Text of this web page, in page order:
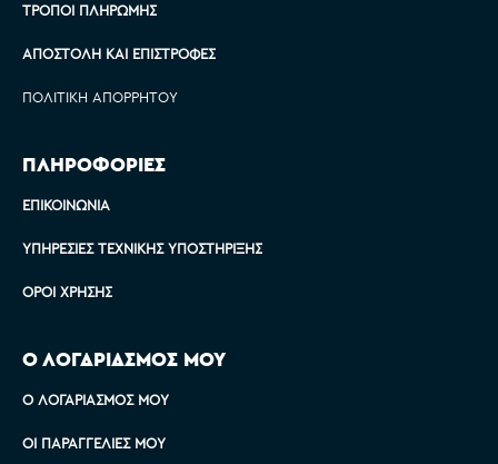
ΤΡΌΠΟΙ ΠΛΗΡΩΜΉΣ
ΑΠΟΣΤΟΛΉ ΚΑΙ ΕΠΙΣΤΡΟΦΈΣ
ΠΟΛΙΤΙΚΉ ΑΠΟΡΡΉΤΟΥ
ΠΛΗΡΟΦΟΡΙΕΣ
ΕΠΙΚΟΙΝΩΝΊΑ
ΥΠΗΡΕΣΊΕΣ ΤΕΧΝΙΚΉΣ ΥΠΟΣΤΉΡΙΞΗΣ
ΌΡΟΙ ΧΡΉΣΗΣ
Ο ΛΟΓΑΡΙΑΣΜΟΣ ΜΟΥ
Ο ΛΟΓΑΡΙΑΣΜΌΣ ΜΟΥ
ΟΙ ΠΑΡΑΓΓΕΛΊΕΣ ΜΟΥ